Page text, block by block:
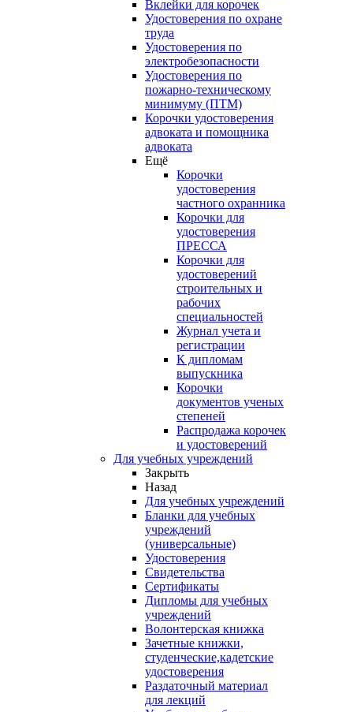
Вклейки для корочек
Удостоверения по охране
труда
Удостоверения по
электробезопасности
Удостоверения по
пожарно-техническому
минимуму (ПТМ)
Корочки удостоверения
адвоката и помощника
адвоката
Ещё
Корочки
удостоверения
частного охранника
Корочки для
удостоверения
ПРЕССА
Корочки для
удостоверений
строительных и
рабочих
специальностей
Журнал учета и
регистрации
К дипломам
выпускника
Корочки
документов ученых
степеней
Распродажа корочек
и удостоверений
Для учебных учреждений
Закрыть
Назад
Для учебных учреждений
Бланки для учебных
учреждений
(универсальные)
Удостоверения
Свидетельства
Сертификаты
Дипломы для учебных
учреждений
Волонтерская книжка
Зачетные книжки,
студенческие,кадетские
удостоверения
Раздаточный материал
для лекций